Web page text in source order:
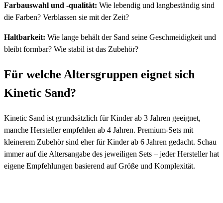
Farbauswahl und -qualität: Wie lebendig und langbeständig sind
die Farben? Verblassen sie mit der Zeit?
Haltbarkeit: Wie lange behält der Sand seine Geschmeidigkeit und
bleibt formbar? Wie stabil ist das Zubehör?
Für welche Altersgruppen eignet sich
Kinetic Sand?
Kinetic Sand ist grundsätzlich für Kinder ab 3 Jahren geeignet,
manche Hersteller empfehlen ab 4 Jahren. Premium-Sets mit
kleinerem Zubehör sind eher für Kinder ab 6 Jahren gedacht. Schau
immer auf die Altersangabe des jeweiligen Sets – jeder Hersteller hat
eigene Empfehlungen basierend auf Größe und Komplexität.